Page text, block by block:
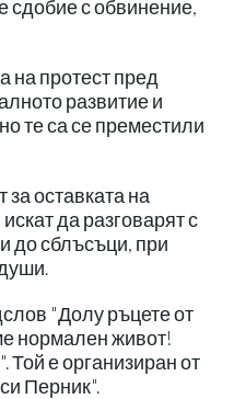
сдобие с обвинение,
на протест пред
развитие и
те са се преместили
оставката на
да разговарят с
до сблъсъци, при
"Долу ръцете от
нормален живот!
е организиран от
Перник".